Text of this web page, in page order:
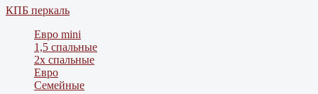
КПБ перкаль
Евро mini
1,5 спальные
2х спальные
Евро
Семейные